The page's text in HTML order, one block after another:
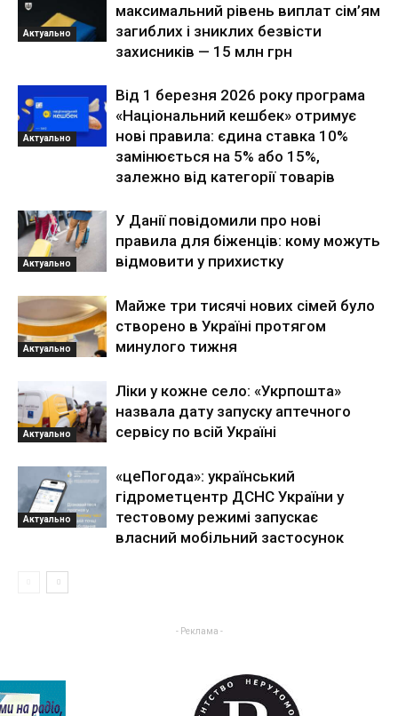
Актуально
максимальний рівень виплат сім’ям
загиблих і зниклих безвісти
захисників — 15 млн грн
Актуально
Від 1 березня 2026 року програма
«Національний кешбек» отримує
нові правила: єдина ставка 10%
замінюється на 5% або 15%,
залежно від категорії товарів
Актуально
У Данії повідомили про нові
правила для біженців: кому можуть
відмовити у прихистку
Актуально
Майже три тисячі нових сімей було
створено в Україні протягом
минулого тижня
Актуально
Ліки у кожне село: «Укрпошта»
назвала дату запуску аптечного
сервісу по всій Україні
Актуально
«цеПогода»: український
гідрометцентр ДСНС України у
тестовому режимі запускає
власний мобільний застосунок
- Реклама -